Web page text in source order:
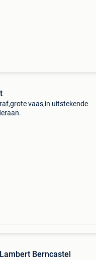
vaas,in uitstekende
Berncastel